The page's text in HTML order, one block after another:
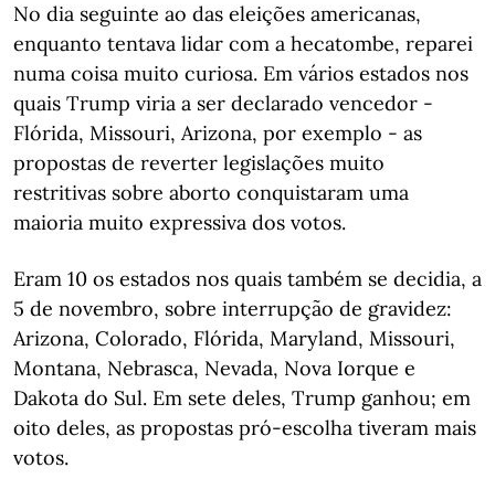
No dia seguinte ao das eleições americanas,
enquanto tentava lidar com a hecatombe, reparei
numa coisa muito curiosa. Em vários estados nos
quais Trump viria a ser declarado vencedor -
Flórida, Missouri, Arizona, por exemplo - as
propostas de reverter legislações muito
restritivas sobre aborto conquistaram uma
maioria muito expressiva dos votos.
Eram 10 os estados nos quais também se decidia, a
5 de novembro, sobre interrupção de gravidez:
Arizona, Colorado, Flórida, Maryland, Missouri,
Montana, Nebrasca, Nevada, Nova Iorque e
Dakota do Sul. Em sete deles, Trump ganhou; em
oito deles, as propostas pró-escolha tiveram mais
votos.